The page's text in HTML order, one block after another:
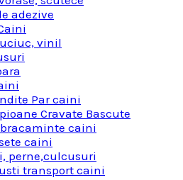
adezive
vinil
Par caini
Cravate Bascute
caini
caini
perne,culcusuri
transport caini